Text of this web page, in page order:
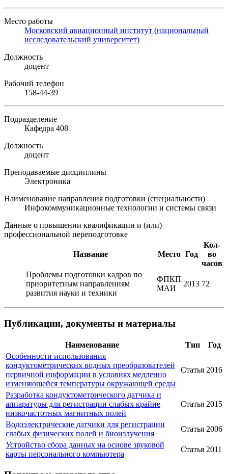
Место работы
Московский авиационный институт (национальный
исследовательский университет)
Должность
доцент
Рабочий телефон
158-44-39
Подразделение
Кафедра 408
Должность
доцент
Преподаваемые дисциплины
Электроника
Наименование направления подготовки (специальности)
Инфокоммуникационные технологии и системы связи
Данные о повышении квалификации и (или)
профессиональной переподготовке
Название Место Год
Кол-
во
часов
Проблемы подготовки кадров по
приоритетным направлениям
развития науки и техники
ФПКП
МАИ
2013 72
Публикации, документы и материалы
Наименование Тип
Год
Особенности использования
кондуктометрических водных преобразователей
первичной информации в условиях медленно
изменяющейся температуры окружающей среды
Статья 2016
Разработка кондуктометрического датчика и
аппаратуры для регистрации слабых крайне
низкочастотных магнитных полей
Статья 2015
Водоэлектрические датчики для регистрации
слабых физических полей и биоизлучения
Статья 2006
Устройство сбора данных на основе звуковой
карты персонального компьютера
Статья 2011